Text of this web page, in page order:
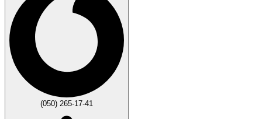
(050) 265-17-41